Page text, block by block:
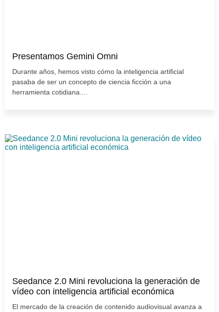
Presentamos Gemini Omni
Durante años, hemos visto cómo la inteligencia artificial
pasaba de ser un concepto de ciencia ficción a una
herramienta cotidiana....
Seedance 2.0 Mini revoluciona la generación de
vídeo con inteligencia artificial económica
El mercado de la creación de contenido audiovisual avanza a